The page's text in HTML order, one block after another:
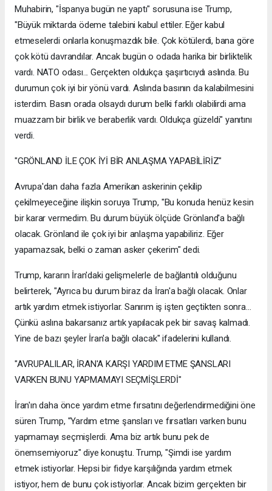
Muhabirin, "İspanya bugün ne yaptı" sorusuna ise Trump,
"Büyük miktarda ödeme talebini kabul ettiler. Eğer kabul
etmeselerdi onlarla konuşmazdık bile. Çok kötülerdi, bana göre
çok kötü davrandılar. Ancak bugün o odada harika bir birliktelik
vardı. NATO odası... Gerçekten oldukça şaşırtıcıydı aslında. Bu
durumun çok iyi bir yönü vardı. Aslında basının da kalabilmesini
isterdim. Basın orada olsaydı durum belki farklı olabilirdi ama
muazzam bir birlik ve beraberlik vardı. Oldukça güzeldi" yanıtını
verdi.
"GRÖNLAND İLE ÇOK İYİ BİR ANLAŞMA YAPABİLİRİZ"
Avrupa'dan daha fazla Amerikan askerinin çekilip
çekilmeyeceğine ilişkin soruya Trump, "Bu konuda henüz kesin
bir karar vermedim. Bu durum büyük ölçüde Grönland'a bağlı
olacak. Grönland ile çok iyi bir anlaşma yapabiliriz. Eğer
yapamazsak, belki o zaman asker çekerim" dedi.
Trump, kararın İran'daki gelişmelerle de bağlantılı olduğunu
belirterek, "Ayrıca bu durum biraz da İran'a bağlı olacak. Onlar
artık yardım etmek istiyorlar. Sanırım iş işten geçtikten sonra...
Çünkü aslına bakarsanız artık yapılacak pek bir savaş kalmadı.
Yine de bazı şeyler İran'a bağlı olacak" ifadelerini kullandı.
"AVRUPALILAR, İRAN'A KARŞI YARDIM ETME ŞANSLARI
VARKEN BUNU YAPMAMAYI SEÇMİŞLERDİ"
İran'ın daha önce yardım etme fırsatını değerlendirmediğini öne
süren Trump, "Yardım etme şansları ve fırsatları varken bunu
yapmamayı seçmişlerdi. Ama biz artık bunu pek de
önemsemiyoruz" diye konuştu. Trump, "Şimdi ise yardım
etmek istiyorlar. Hepsi bir fidye karşılığında yardım etmek
istiyor, hem de bunu çok istiyorlar. Ancak bizim gerçekten bir